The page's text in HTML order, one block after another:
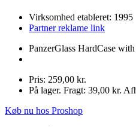
Virksomhed etableret: 1995
Partner reklame link
PanzerGlass HardCase
Pris: 259,00 kr.
På lager. Fragt: 39,00 kr.
Køb nu hos Proshop